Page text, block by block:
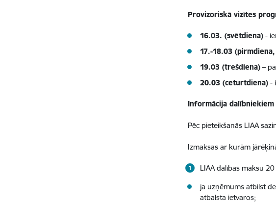
Provizoriskā vizītes
16.03. (svētdiena) -
17.-18.03
19.03 (trešdiena) –
20.03 (ceturtdiena) -
Informācija dalībniekiem
Pēc pieteikšanās LIAA
Izmaksas ar kurām
LIAA dalības maksu
ja uzņēmums atbilst
atbalsta ietvaros;